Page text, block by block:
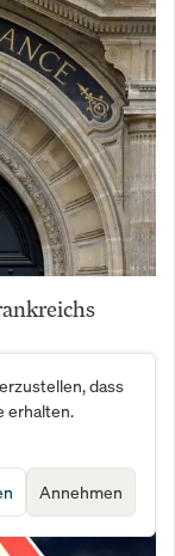
dass
erhalten.
Annehmen